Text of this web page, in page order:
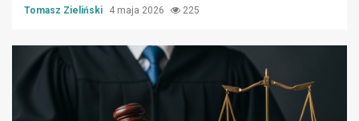
Tomasz Zieliński 4 maja 2026 225